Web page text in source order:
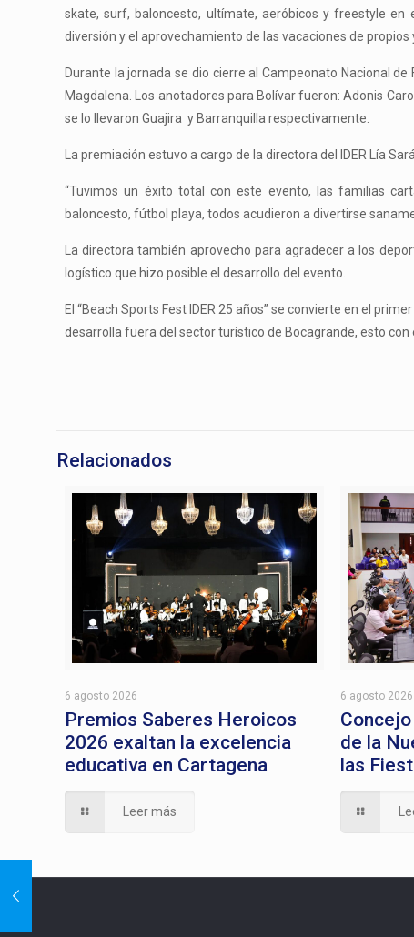
skate, surf, baloncesto, ultímate, aeróbicos y freestyle en
diversión y el aprovechamiento de las vacaciones de propios
Durante la jornada se dio cierre al Campeonato Nacional
Magdalena. Los anotadores para Bolívar fueron: Adonis
se lo llevaron Guajira y Barranquilla respectivamente.
La premiación estuvo a cargo de la directora del IDER Lía
“Tuvimos un éxito total con este evento, las familias
baloncesto, fútbol playa, todos acudieron a divertirse
La directora también aprovecho para agradecer a los
logístico que hizo posible el desarrollo del evento.
El “Beach Sports Fest IDER 25 años” se convierte en el
desarrolla fuera del sector turístico de Bocagrande, esto
Relacionados
6 agosto 2026
Premios Saberes Heroicos
2026 exaltan la excelencia
educativa en Cartagena
Leer más
6 agosto 2026
de la
las